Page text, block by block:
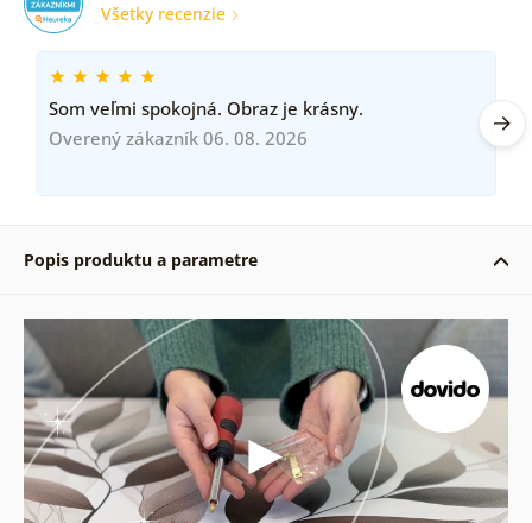
Všetky recenzie
Som veľmi spokojná. Obraz je krásny.
Overený zákazník 06. 08. 2026
Popis produktu a parametre